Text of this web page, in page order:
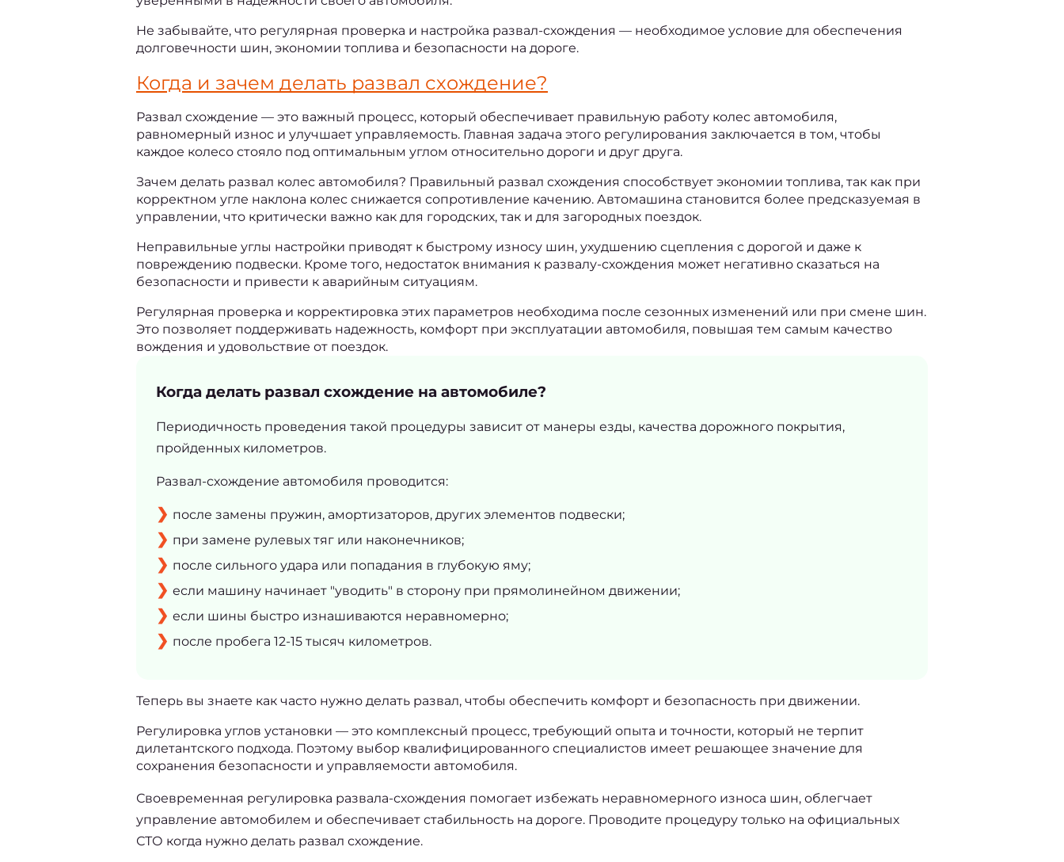
Не забывайте, что регулярная проверка и настройка развал-схождения — необходимое условие для обеспечения
долговечности шин, экономии топлива и безопасности на дороге.
Когда и зачем делать развал схождение?
Развал схождение — это важный процесс, который обеспечивает правильную работу колес автомобиля,
равномерный износ и улучшает управляемость. Главная задача этого регулирования заключается в том, чтобы
каждое колесо стояло под оптимальным углом относительно дороги и друг друга.
Зачем делать развал колес автомобиля? Правильный развал схождения способствует экономии топлива, так как при
корректном угле наклона колес снижается сопротивление качению. Автомашина становится более предсказуемая в
управлении, что критически важно как для городских, так и для загородных поездок.
Неправильные углы настройки приводят к быстрому износу шин, ухудшению сцепления с дорогой и даже к
повреждению подвески. Кроме того, недостаток внимания к развалу-схождения может негативно сказаться на
безопасности и привести к аварийным ситуациям.
Регулярная проверка и корректировка этих параметров необходима после сезонных изменений или при смене шин.
Это позволяет поддерживать надежность, комфорт при эксплуатации автомобиля, повышая тем самым качество
вождения и удовольствие от поездок.
Когда делать развал схождение на автомобиле?
Периодичность проведения такой процедуры зависит от манеры езды, качества дорожного покрытия,
пройденных километров.
Развал-схождение автомобиля проводится:
после замены пружин, амортизаторов, других элементов подвески;
при замене рулевых тяг или наконечников;
после сильного удара или попадания в глубокую яму;
если машину начинает "уводить" в сторону при прямолинейном движении;
если шины быстро изнашиваются неравномерно;
после пробега 12-15 тысяч километров.
Теперь вы знаете как часто нужно делать развал, чтобы обеспечить комфорт и безопасность при движении.
Регулировка углов установки — это комплексный процесс, требующий опыта и точности, который не терпит
дилетантского подхода. Поэтому выбор квалифицированного специалистов имеет решающее значение для
сохранения безопасности и управляемости автомобиля.
Своевременная регулировка развала-схождения помогает избежать неравномерного износа шин, облегчает
управление автомобилем и обеспечивает стабильность на дороге. Проводите процедуру только на официальных
СТО когда нужно делать развал схождение.